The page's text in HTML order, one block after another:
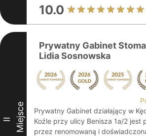
10.0
II Miejsce
Prywatny Gabinet
Lidia Sosnowska
Prywatny Gabinet działający w
Koźle przy ulicy Benisza 1a/2 jest
przez renomowaną i